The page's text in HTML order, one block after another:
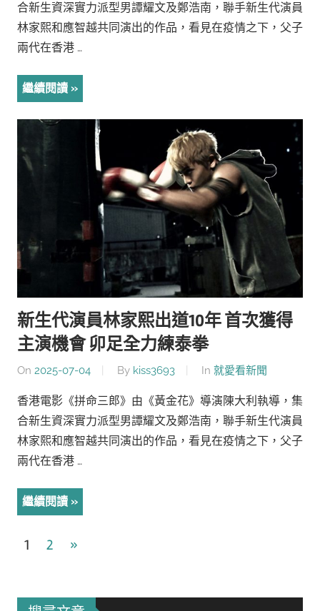
合新生資深實力派型男譚耀文及鄭浩南，聯手新生代演員
林家熙和應智越共同演出的作品，看見在疫情之下，父子
兩代在香港 …
繼續閱讀
新生代演員林家熙出道10年 首次獲得
主演機會 卯足全力練泰拳
On 2025-07-04 By kiss3693 In 就愛看新聞
香港電影《拼命三郎》由《黃金花》導演陳大利執導，集
合新生資深實力派型男譚耀文及鄭浩南，聯手新生代演員
林家熙和應智越共同演出的作品，看見在疫情之下，父子
兩代在香港 …
繼續閱讀
文
導
1 2
Next
»